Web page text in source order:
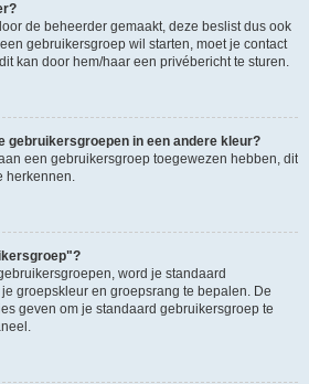
de beheerder gemaakt, deze beslist dus ook
gebruikersgroep wil starten, moet je contact
kan door hem/haar een privébericht te sturen.
gebruikersgroepen in een andere kleur?
een gebruikersgroep toegewezen hebben, dit
herkennen.
word je standaard
groepskleur en groepsrang te bepalen. De
geven om je standaard gebruikersgroep te